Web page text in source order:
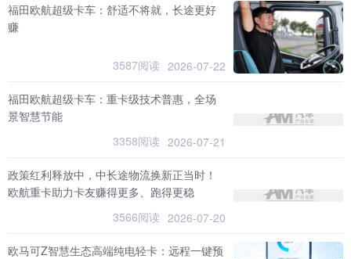
福田欧航超级卡车：舒适不将就，长途更好
赚
3587阅读 2026-07-22
福田欧航超级卡车：重卡级技术普惠，全场
景智慧节能
3358阅读 2026-07-21
政策红利释放中，中长途物流换新正当时！
欧航重卡助力卡友赚得更多、跑得更稳
3566阅读 2026-07-20
欧马可Z智慧生态高端纯电轻卡：远程一键预